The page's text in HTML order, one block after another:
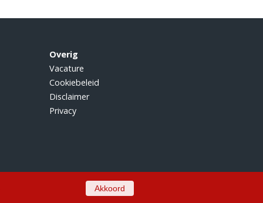
Akkoord
Overig
Vacature
Cookiebeleid
Disclaimer
Privacy